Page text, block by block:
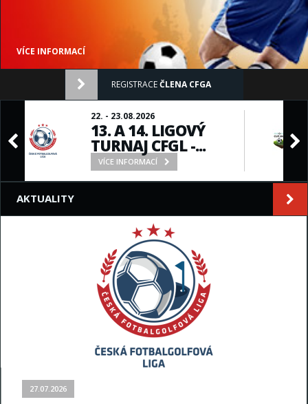
VÍCE INFORMACÍ
REGISTRACEČLENA CFGA
22. - 23.08.2026
13. A 14. LIGOVÝ
TURNAJ CFGL -...
VÍCE INFORMACÍ
AKTUALITY
27.07.2026